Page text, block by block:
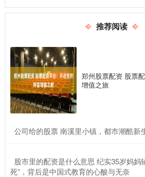
推荐阅读
郑州股票配资 股票
增值之旅
公司给的股票 南溪里小镇，都市潮酷新
股市里的配资是什么意思 纪实35岁妈妈
死”，背后是中国式教育的心酸与无奈